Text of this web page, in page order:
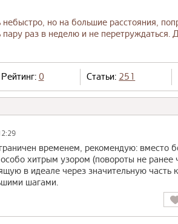
но на большие расстояния,
раз в неделю и не перетруждаться.
Рейтинг: 0 Статьи: 251
временем, рекомендую: вместо
хитрым узором (повороты не ранее
в идеале через значительную часть
шагами.